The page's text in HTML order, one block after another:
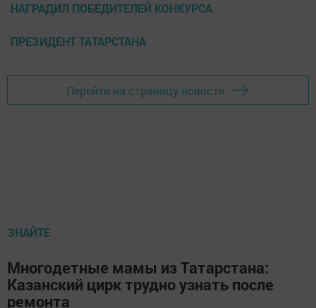
НАГРАДИЛ ПОБЕДИТЕЛЕЙ КОНКУРСА
ПРЕЗИДЕНТ ТАТАРСТАНА
Перейти на страницу новости
ЗНАЙТЕ
Многодетные мамы из Татарстана:
Казанский цирк трудно узнать после
ремонта